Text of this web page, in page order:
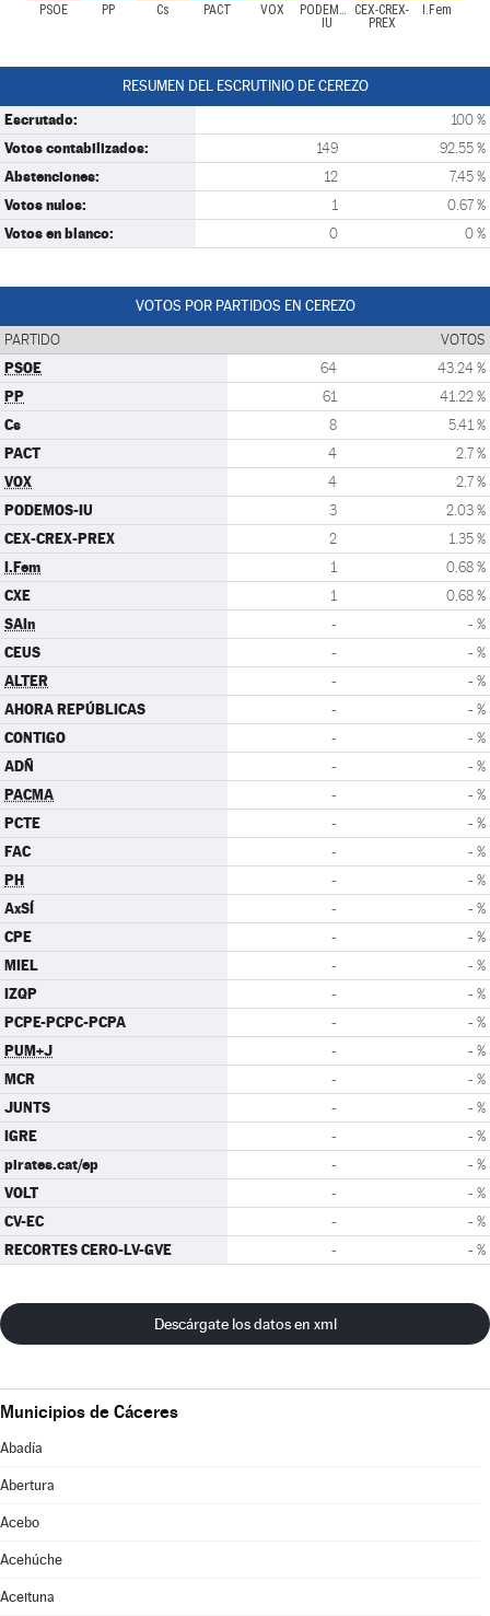
PSOE PP Cs PACT VOX
PODEMOS-
IU
CEX-CREX-
PREX
I.Fem
RESUMEN DEL ESCRUTINIO DE CEREZO
Escrutado: 100 %
Votos contabilizados: 149 92.55 %
Abstenciones: 12 7.45 %
Votos nulos: 1 0.67 %
Votos en blanco: 0 0 %
VOTOS POR PARTIDOS EN CEREZO
PARTIDO VOTOS
PSOE 64 43.24 %
PP 61 41.22 %
Cs 8 5.41 %
PACT 4 2.7 %
VOX 4 2.7 %
PODEMOS-IU 3 2.03 %
CEX-CREX-PREX 2 1.35 %
I.Fem 1 0.68 %
CXE 1 0.68 %
SAIn - - %
CEUS - - %
ALTER - - %
AHORA REPÚBLICAS - - %
CONTIGO - - %
ADÑ - - %
PACMA - - %
PCTE - - %
FAC - - %
PH - - %
AxSÍ - - %
CPE - - %
MIEL - - %
IZQP - - %
PCPE-PCPC-PCPA - - %
PUM+J - - %
MCR - - %
JUNTS - - %
IGRE - - %
pirates.cat/ep - - %
VOLT - - %
CV-EC - - %
RECORTES CERO-LV-GVE - - %
Descárgate los datos en xml
Municipios de Cáceres
Abadía
Abertura
Acebo
Acehúche
Aceituna